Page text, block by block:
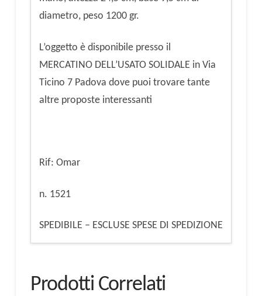
diametro, peso 1200 gr.
L’oggetto è disponibile presso il
MERCATINO DELL’USATO SOLIDALE in Via
Ticino 7 Padova dove puoi trovare tante
altre proposte interessanti
Rif: Omar
n. 1521
SPEDIBILE – ESCLUSE SPESE DI SPEDIZIONE
Prodotti Correlati